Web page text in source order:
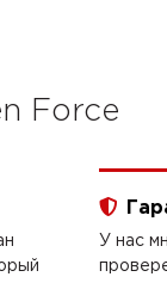
Force
У нас